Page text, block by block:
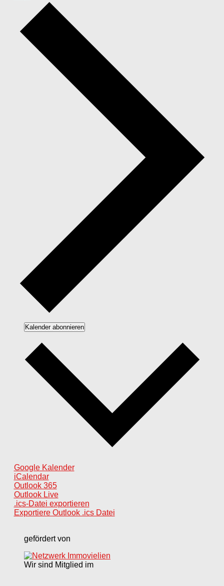
Kalender abonnieren
Google Kalender
iCalendar
Outlook 365
Outlook Live
.ics-Datei exportieren
Exportiere Outlook .ics Datei
gefördert von
Wir sind Mitglied im